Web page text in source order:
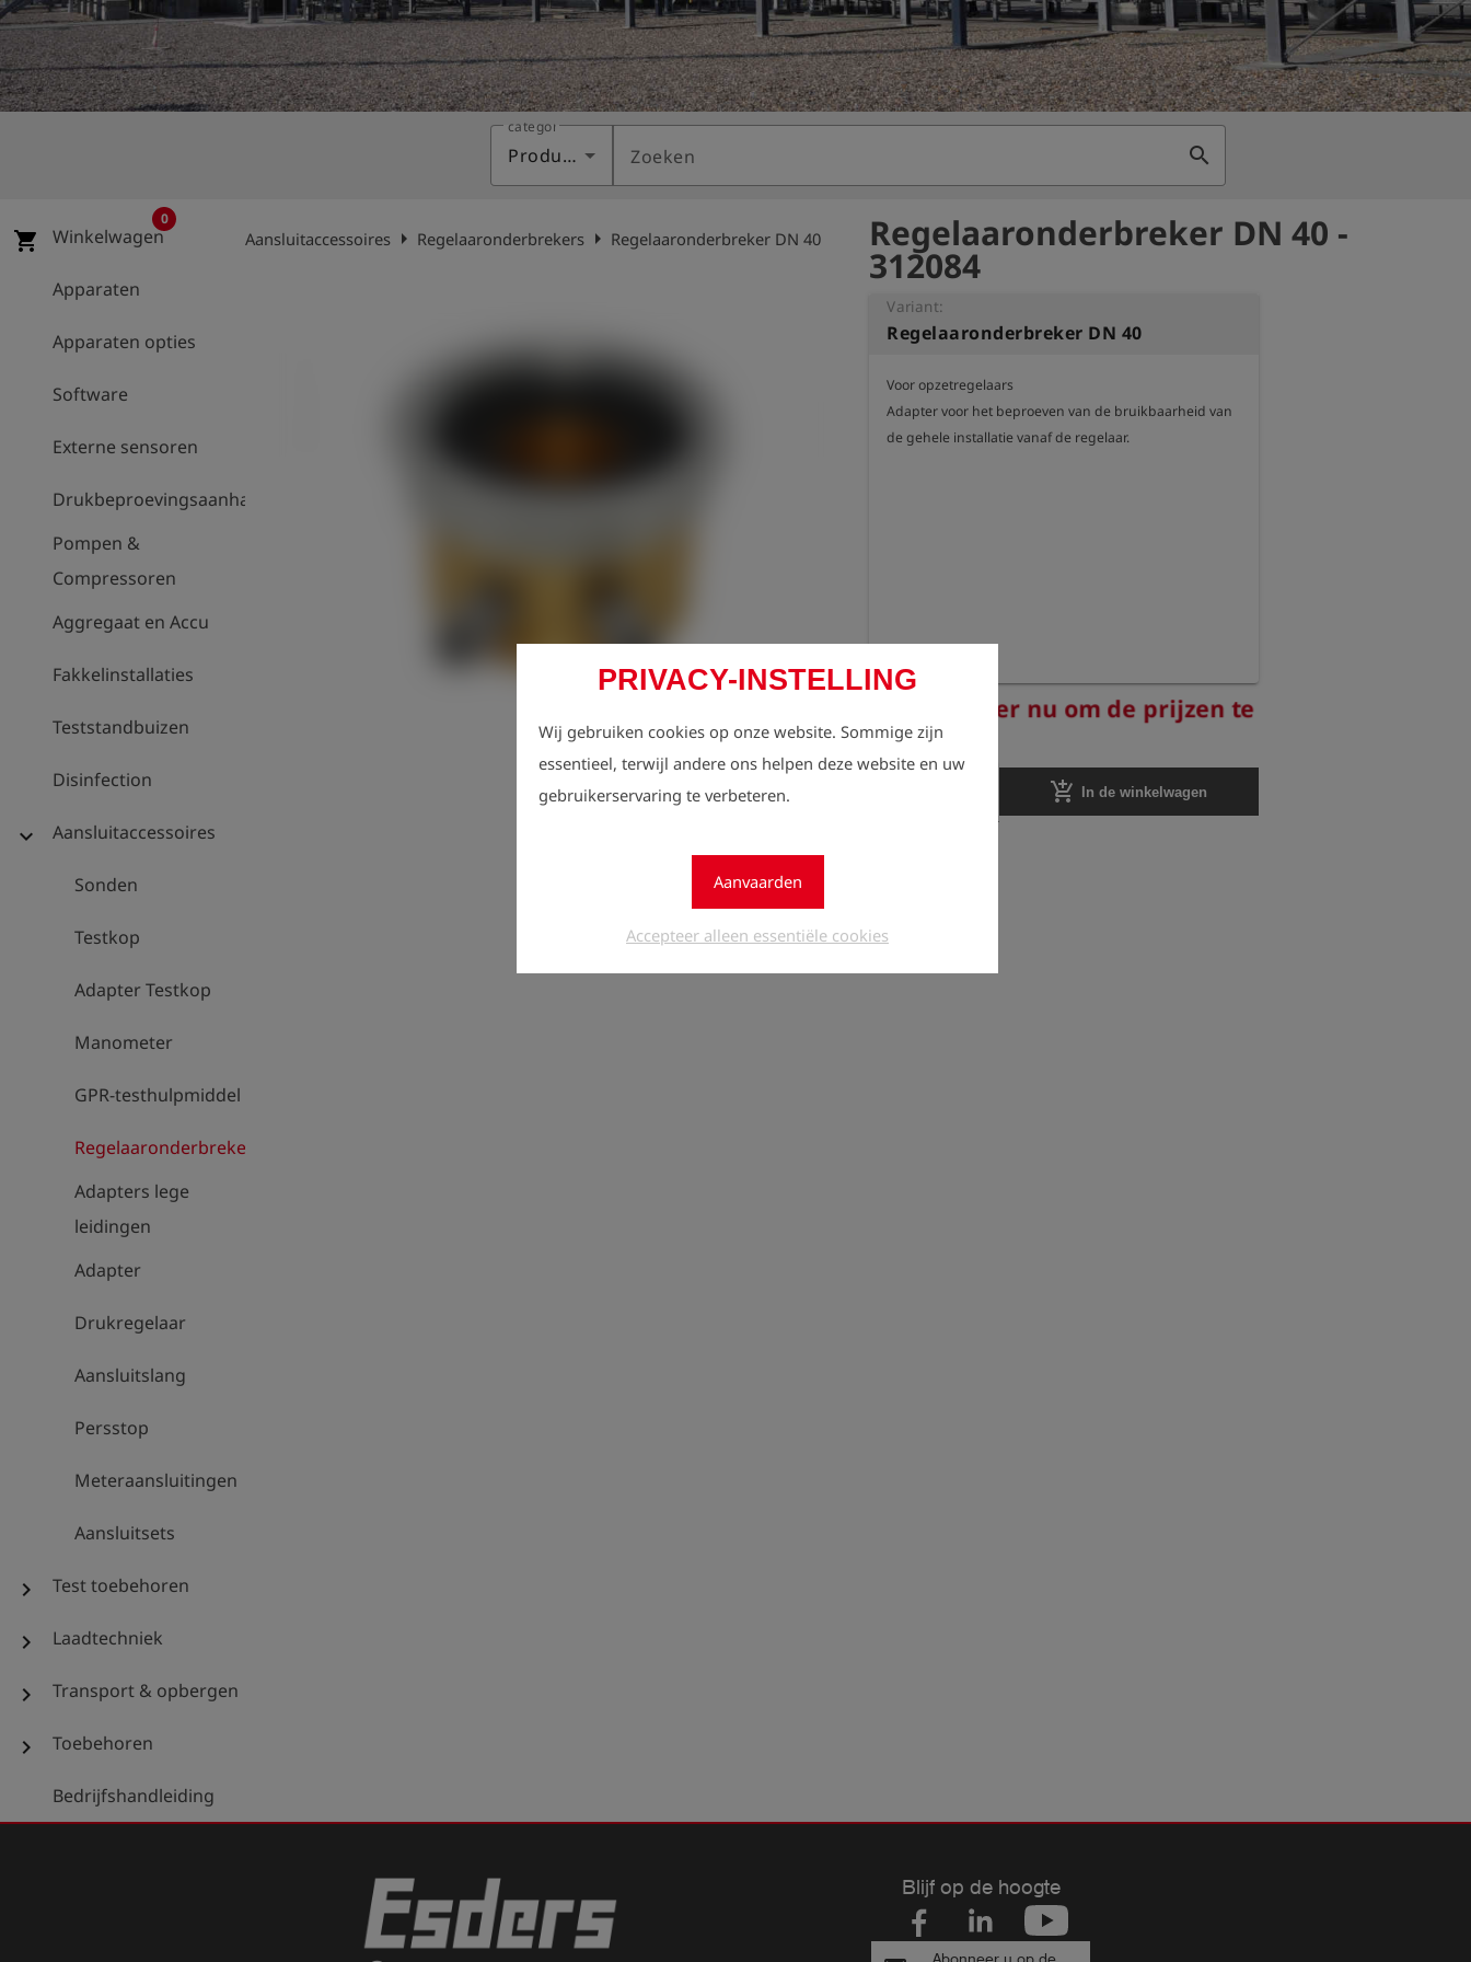
shieldRegistratie
PRIVACY-INSTELLING
Wij gebruiken cookies op onze website. Sommige zijn
essentieel, terwijl andere ons helpen deze website en uw
gebruikerservaring te verbeteren.
Aanvaarden
Accepteer alleen essentiële cookies
categorie
Producten Zoeken search
shopping_cart Winkelwagen
0
Apparaten
Apparaten opties
Software
Externe sensoren
Drukbeproevingsaanhanger
Pompen &
Compressoren
Aggregaat en Accu
Fakkelinstallaties
Teststandbuizen
Disinfection
expand_more Aansluitaccessoires
Sonden
Testkop
Adapter Testkop
Manometer
GPR-testhulpmiddel
Regelaaronderbrekers
Adapters lege
leidingen
Adapter
Drukregelaar
Aansluitslang
Persstop
Meteraansluitingen
Aansluitsets
chevron_right Test toebehoren
chevron_right Laadtechniek
chevron_right Transport & opbergen
chevron_right Toebehoren
Bedrijfshandleiding
Aansluitaccessoires arrow_right Regelaaronderbrekers arrow_right Regelaaronderbreker DN 40 Regelaaronderbreker DN 40 -
312084
Variant:
Regelaaronderbreker DN 40
Voor opzetregelaars
Adapter voor het beproeven van de bruikbaarheid van
de gehele installatie vanaf de regelaar.
lock
Registreer nu om de prijzen te
zien.
Aantal
add_shopping_cart In de winkelwagen
Blijf op de hoogte
Abonneer u op de